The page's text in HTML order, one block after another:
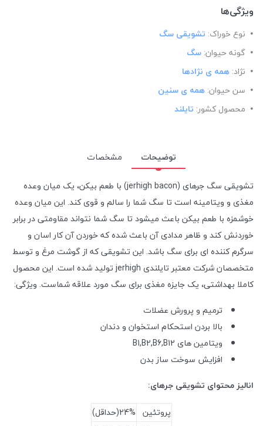
ویژگی‌ها
نوع خوراک: تشویقی سگ
گونه حیوان: سگ
نژاد: همه ی نژادها
سن حیوان: همه ی سنین
محصول کشور: تایلند
توضیحات
مشخصات
تشویقی سگ جرهای (jerhigh bacon) با طعم بیکن، یک میان وعده
مغذی و ویتامینه است تا سگ شما را سالم و قوی کند. این میان وعده
خوشمزه با طعم بیکن باعث میشود تا سگ شما نتواند مقاومتی در برابر
خوردنش کند و ظاهر مدادی آن باعث شده که خوردن آن کار اسان و
سرگرم کننده ای برای سگ باشد. این تشویقی که از گوشت مرغ و توسط
متخصصان شرکت معتبر تایلندی jerhigh تولید شده است. این محصول
کاملا بهداشتی، یک جایزه مغذی برای سگ مورد علاقه شماست. ویژگی:
ترمیم و پرورش عضلات
بالا بردن استحکام استخوان و دندان
ویتامین های B1,B2,B6,B12
افزایش سوخت ساز بدن
انالیز محتوای تشویقی جرهای:
پروتئین 24%(حداقل)